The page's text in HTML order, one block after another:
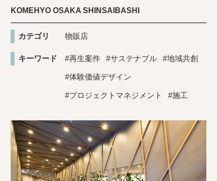
KOMEHYO OSAKA SHINSAIBASHI
カテゴリ 物販店
キーワード #再生案件 #サステナブル #地域共創
#体験価値デザイン
#プロジェクトマネジメント #施工